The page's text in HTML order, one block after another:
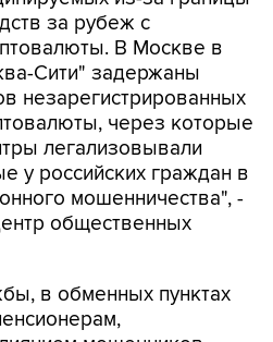
за рубеж с
В Москве в
Сити" задержаны
незарегистрированных
через которые
легализовывали
у российских граждан в
мошенничества", -
общественных
в обменных пунктах